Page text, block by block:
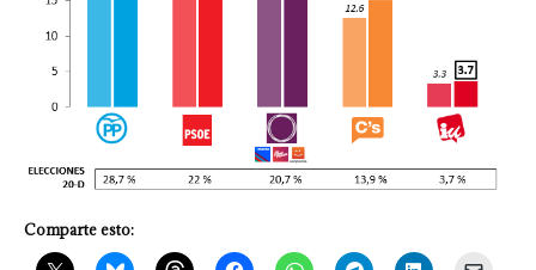
Comparte esto: